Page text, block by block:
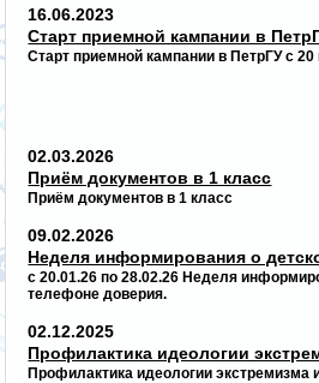
16.06.2023
Старт приемной кампании в
Старт приемной кампании в ПетрГУ с
02.03.2026
Приём документов в 1 класс
Приём документов в 1 класс
09.02.2026
Неделя информирования о
с 20.01.26 по 28.02.26 Неделя
телефоне доверия.
02.12.2025
Профилактика идеологии
Профилактика идеологии экстремизма